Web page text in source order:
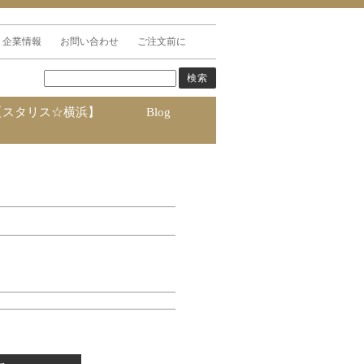
企業情報 お問い合わせ ご注文前に
タリス☆横浜】 Blog